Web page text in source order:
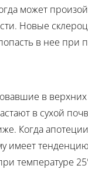
может
Новые
в нее
в
в сухой
Когда
имеет
температуре